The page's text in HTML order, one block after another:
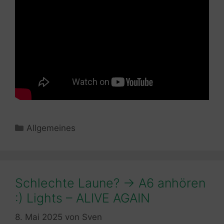
Kategorien
Allgemeines
Schlechte Laune? -> A6 anhören
:) Lights – ALIVE AGAIN
8. Mai 2025 von Sven